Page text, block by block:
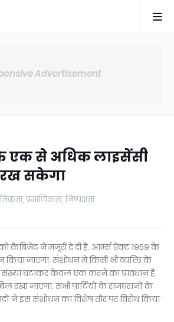
Advertisement
एक से अधिक लाइसेंसी
रख सकेगा
प्रमाणिकता, निष्पक्षता
कैबिनेट ने मंजूरी दे दी है. आर्म्स ऐक्ट 1959 के
जाएगा. संशोधन में किसी भी व्यक्ति के
घटाकर केवल एक करने का प्रावधान है.
रखा जाएगा. सभी पार्टियों के राजघरानों के
ने इस संशोधन का विशेष तौर पर विरोध किया